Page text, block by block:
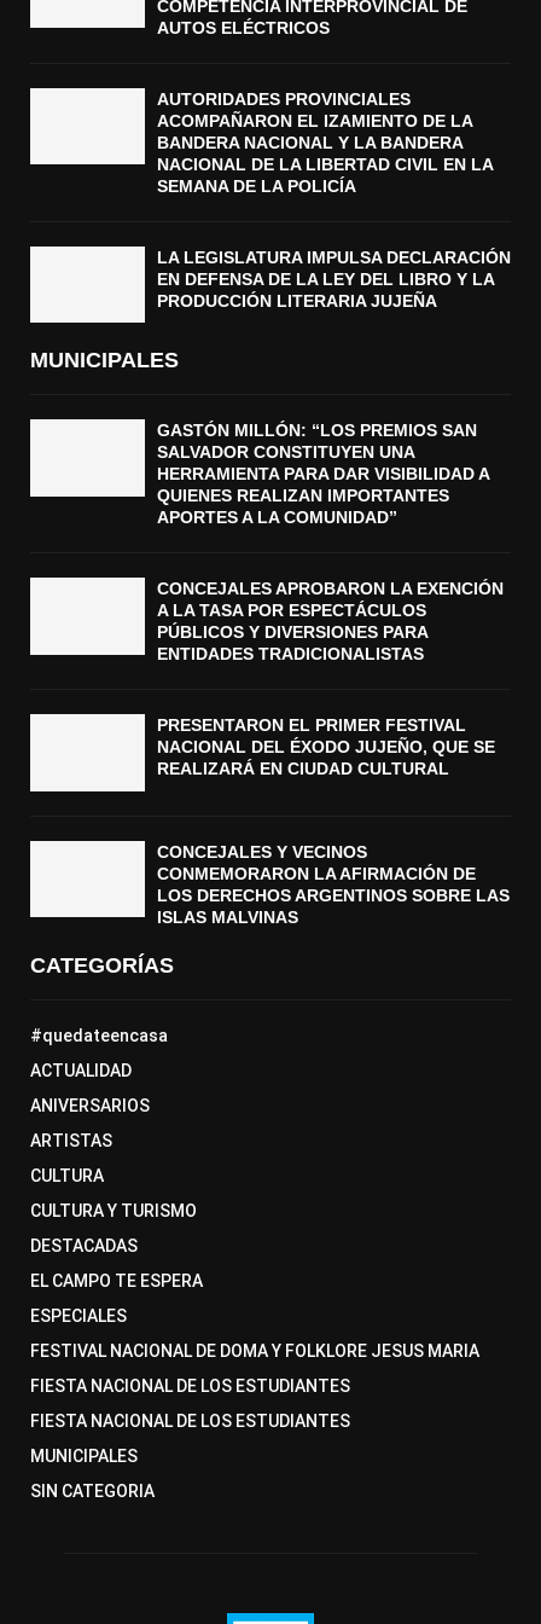
COMPETENCIA INTERPROVINCIAL DE
AUTOS ELÉCTRICOS
AUTORIDADES PROVINCIALES
ACOMPAÑARON EL IZAMIENTO DE LA
BANDERA NACIONAL Y LA BANDERA
NACIONAL DE LA LIBERTAD CIVIL EN LA
SEMANA DE LA POLICÍA
LA LEGISLATURA IMPULSA DECLARACIÓN
EN DEFENSA DE LA LEY DEL LIBRO Y LA
PRODUCCIÓN LITERARIA JUJEÑA
MUNICIPALES
GASTÓN MILLÓN: “LOS PREMIOS SAN
SALVADOR CONSTITUYEN UNA
HERRAMIENTA PARA DAR VISIBILIDAD A
QUIENES REALIZAN IMPORTANTES
APORTES A LA COMUNIDAD”
CONCEJALES APROBARON LA EXENCIÓN
A LA TASA POR ESPECTÁCULOS
PÚBLICOS Y DIVERSIONES PARA
ENTIDADES TRADICIONALISTAS
PRESENTARON EL PRIMER FESTIVAL
NACIONAL DEL ÉXODO JUJEÑO, QUE SE
REALIZARÁ EN CIUDAD CULTURAL
CONCEJALES Y VECINOS
CONMEMORARON LA AFIRMACIÓN DE
LOS DERECHOS ARGENTINOS SOBRE LAS
ISLAS MALVINAS
CATEGORÍAS
#quedateencasa
ACTUALIDAD
ANIVERSARIOS
ARTISTAS
CULTURA
CULTURA Y TURISMO
DESTACADAS
EL CAMPO TE ESPERA
ESPECIALES
FESTIVAL NACIONAL DE DOMA Y FOLKLORE JESUS MARIA
FIESTA NACIONAL DE LOS ESTUDIANTES
FIESTA NACIONAL DE LOS ESTUDIANTES
MUNICIPALES
SIN CATEGORIA